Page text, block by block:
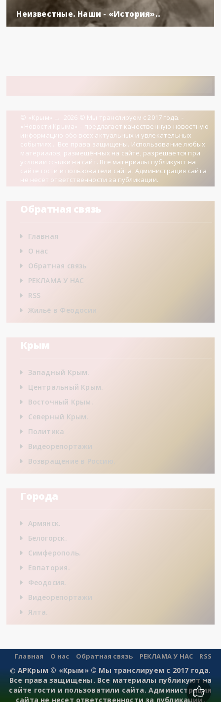
Неизвестные. Наши - «История»..
© «Крым» → 2026 © Мы транслируем с 2017 года. -
«Новости Крыма» – предлагает качественную новостную
информацию обо всех актуальных и увлекательных
событиях... Все права защищены. Использование любых
материалов, размещённых на сайте, разрешается при
условии ссылки на сайт. Все материалы публикуют на
сайте гости и пользователи сайта. Администрация сайта
не несет ответственности за публикации.
Обратная связь
Главная
О нас
Обратная связь
РЕКЛАМА У НАС
RSS
Жильё в Феодосии
Крым
Западный Крым.
Центральный Крым.
Восточный Крым.
Северный Крым.
Политика
Видеорепортажи
Возвращение в Россию.
Города
Армянск.
Белогорск.
Симферополь.
Евпатория.
Феодосия.
Видеорепортажи
Ялта.
Главная О нас Обратная связь РЕКЛАМА У НАС
RSS
© АРКрым © «Крым» © Мы транслируем с 2017 года.
Все права защищены. Все материалы публикуют на
сайте гости и пользоватили сайта. Администрация
сайта не несет ответственности за публикации.